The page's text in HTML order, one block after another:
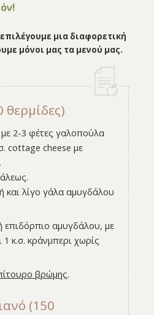
μια διαφορετική
μόνοι μας τα μενού μας.
2-3 φέτες γαλοπούλα
cottage cheese με
και λίγο γάλα αμυγδάλου
επιδόρπιο αμυγδάλου, με
1 κ.σ. κράνμπερι χωρίς
βρώμης.
(150